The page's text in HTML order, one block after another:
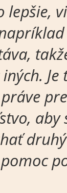
lepšie,
Je
aby